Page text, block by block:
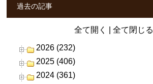
過去の記事
全て開く 全て閉じる
2026 (232)
2025 (406)
2024 (361)